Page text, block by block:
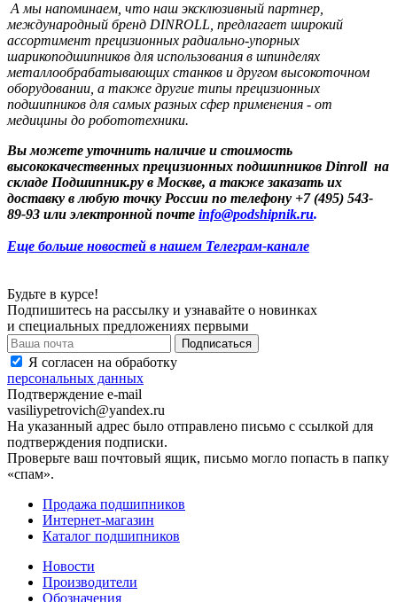
А мы напоминаем, что наш эксклюзивный партнер,
международный бренд DINROLL, предлагает широкий
ассортимент прецизионных радиально-упорных
шарикоподшипников для использования в шпинделях
металлообрабатывающих станков и другом высокоточном
оборудовании, а также другие типы прецизионных
подшипников для самых разных сфер применения - от
медицины до робототехники.
Вы можете уточнить наличие и стоимость
высококачественных прецизионных подшипников Dinroll на
складе Подшипник.ру в Москве, а также заказать их
доставку в любую точку России по телефону +7 (495) 543-
89-93 или электронной почте info@podshipnik.ru.
Еще больше новостей в нашем Телеграм-канале
Будьте в курсе!
Подпишитесь на рассылку и узнавайте о новинках
и специальных предложениях первыми
Я согласен на обработку
персональных данных
Подтверждение e-mail
vasiliypetrovich@yandex.ru
На указанный адрес было отправлено письмо с ссылкой для
подтверждения подписки.
Проверьте ваш почтовый ящик, письмо могло попасть в папку
«спам».
Продажа подшипников
Интернет-магазин
Каталог подшипников
Новости
Производители
Обозначения